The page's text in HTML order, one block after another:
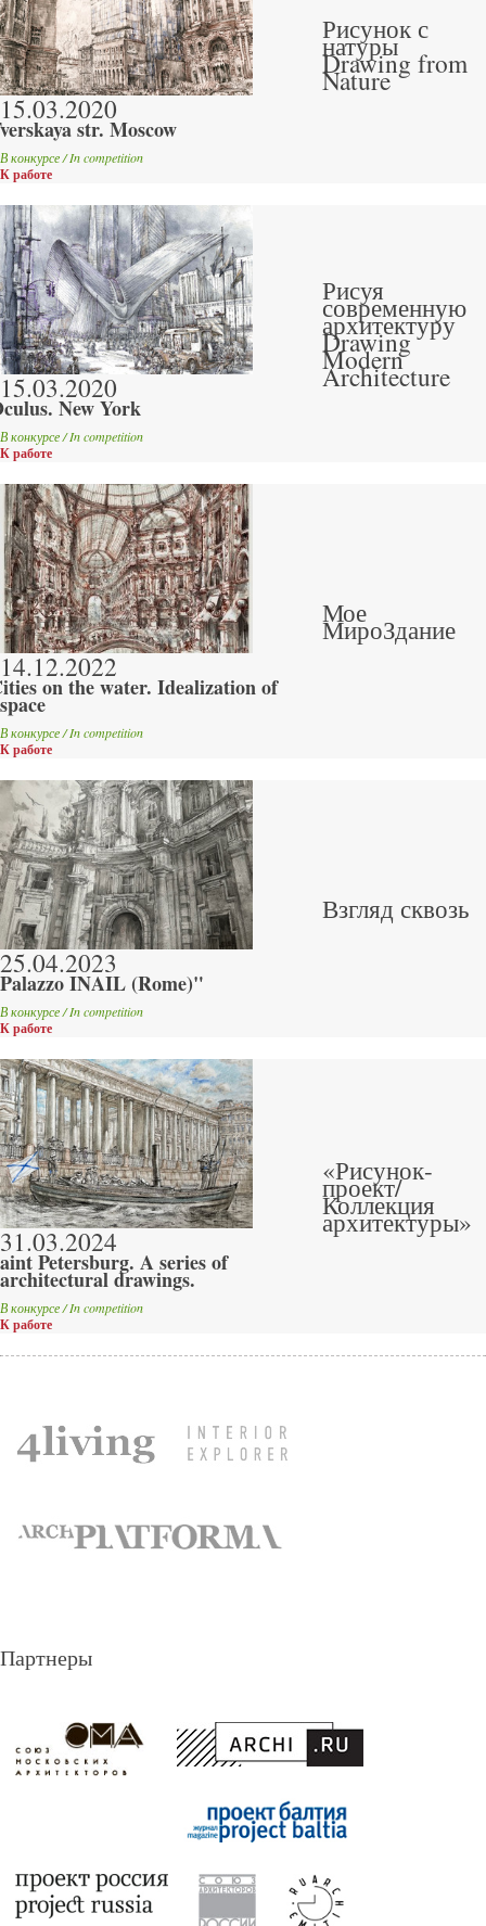
15.03.2020
str. Moscow
В конкурсе / In competition
К работе
Рисунок с
натуры
Drawing from
Nature
15.03.2020
New York
В конкурсе / In competition
К работе
Рисуя
современную
архитектуру
Drawing
Modern
Architecture
14.12.2022
on the water. Idealization of
space
В конкурсе / In competition
К работе
Мое
МироЗдание
25.04.2023
INAIL (Rome)"
В конкурсе / In competition
К работе
Взгляд сквозь
31.03.2024
Petersburg. A series of
architectural drawings.
В конкурсе / In competition
К работе
«Рисунок-
проект/
Коллекция
архитектуры»
Партнеры